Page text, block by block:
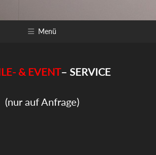
Menü
& EVENT– SERVICE
(nur auf Anfrage)